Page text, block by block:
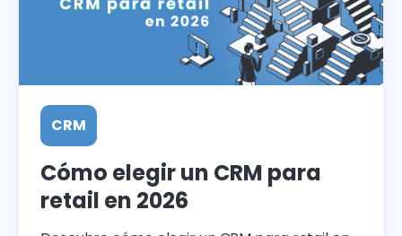
CRM
Cómo elegir un CRM para
retail en 2026